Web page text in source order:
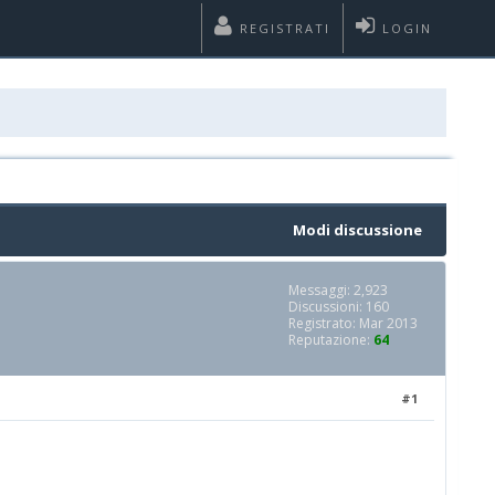
LOGIN
REGISTRATI
Modi discussione
Messaggi: 2,923
Discussioni: 160
Registrato: Mar 2013
Reputazione: 64
#1